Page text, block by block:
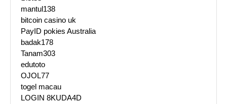
mantul138
bitcoin casino uk
PayID pokies Australia
badak178
Tanam303
edutoto
OJOL77
togel macau
LOGIN 8KUDA4D